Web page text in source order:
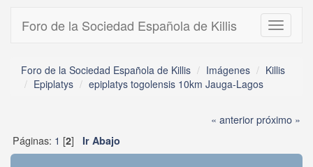
Toggle
Foro de la Sociedad Española de Killis
Foro de la Sociedad Española de Killis Imágenes
Killis
Epiplatys
epiplatys togolensis 10km Jauga-Lagos
« anteriorpróximo »
Páginas: 1 [2] Ir Abajo